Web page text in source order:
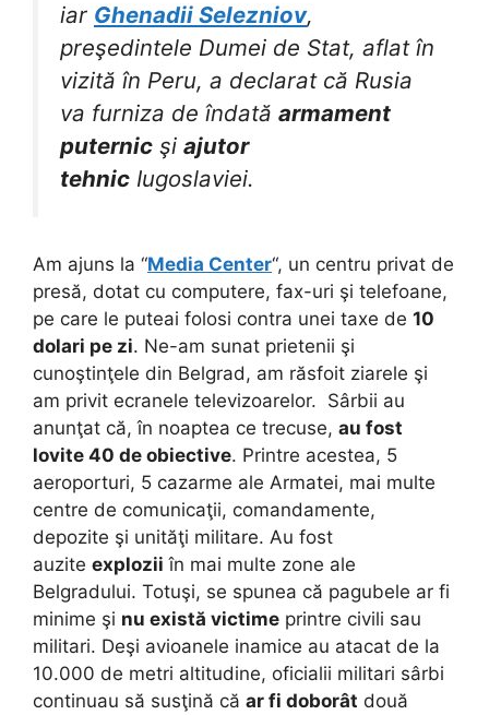
iar Ghenadii Selezniov,
preşedintele Dumei de Stat, aflat în
vizită în Peru, a declarat că Rusia
va furniza de îndată armament
puternic şi ajutor
tehnic Iugoslaviei.
Am ajuns la “Media Center“, un centru privat de
presă, dotat cu computere, fax-uri şi telefoane,
pe care le puteai folosi contra unei taxe de 10
dolari pe zi. Ne-am sunat prietenii şi
cunoştinţele din Belgrad, am răsfoit ziarele şi
am privit ecranele televizoarelor. Sârbii au
anunţat că, în noaptea ce trecuse, au fost
lovite 40 de obiective. Printre acestea, 5
aeroporturi, 5 cazarme ale Armatei, mai multe
centre de comunicaţii, comandamente,
depozite şi unităţi militare. Au fost
auzite explozii în mai multe zone ale
Belgradului. Totuşi, se spunea că pagubele ar fi
minime şi nu există victime printre civili sau
militari. Deşi avioanele inamice au atacat de la
10.000 de metri altitudine, oficialii militari sârbi
continuau să susţină că ar fi doborât două